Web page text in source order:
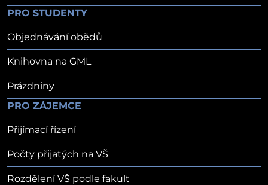
PRO STUDENTY
Objednávání obědů
Knihovna na GML
Prázdniny
PRO ZÁJEMCE
Přijímací řízení
Počty přijatých na VŠ
Rozdělení VŠ podle fakult